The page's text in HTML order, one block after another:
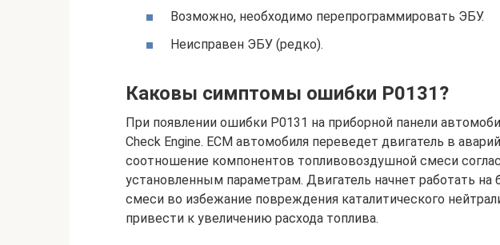
Возможно, необходимо перепрограммировать ЭБУ.
Неисправен ЭБУ (редко).
Каковы симптомы ошибки P0131?
При появлении ошибки P0131 на приборной панели
Check Engine. ECM автомобиля переведет двигатель в
соотношение компонентов топливовоздушной смеси
установленным параметрам. Двигатель начнет работать на
смеси во избежание повреждения каталитического
привести к увеличению расхода топлива.